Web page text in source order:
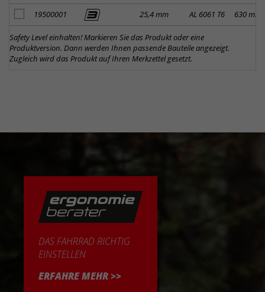
Artikel zum Merkzettel hinzufügen
19500001 25,4 mm AL 6061 T6 630 mm
Safety Level einhalten! Markieren Sie das Produkt oder eine
Produktversion. Dann werden Ihnen passende Bauteile angezeigt.
Zugleich wird das Produkt auf Ihren Merkzettel gesetzt.
DAS FAHRRAD RICHTIG
EINSTELLEN
ERFAHRE MEHR >>